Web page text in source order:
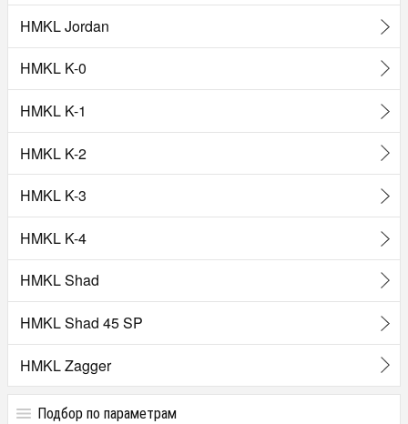
HMKL Jordan
HMKL K-0
HMKL K-1
HMKL K-2
HMKL K-3
HMKL K-4
HMKL Shad
HMKL Shad 45 SP
HMKL Zagger
Подбор по параметрам